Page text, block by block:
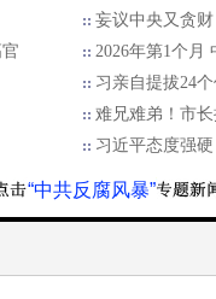
妄议中央又贪
2026年第1个月
习亲自提拔24
难兄难弟！市
习近平态度强
“中共反腐风暴”